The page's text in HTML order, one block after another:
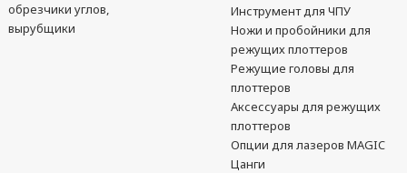
обрезчики углов,
вырубщики
Инструмент для ЧПУ
Ножи и пробойники для
режущих плоттеров
Режущие головы для
плоттеров
Аксессуары для режущих
плоттеров
Опции для лазеров MAGIC
Цанги